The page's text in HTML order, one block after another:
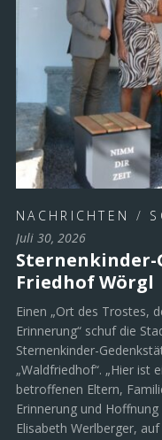
NACHRICHTEN /
Juli 30, 2026
Friedhof Wörgl
Einen „Ort des Trostes,
Erinnerung“ schuf die
Sternenkinder-
„Waldfriedhof“. „Hier ist
betroffenen Eltern,
Erinnerung und
Elisabeth Werlberger,